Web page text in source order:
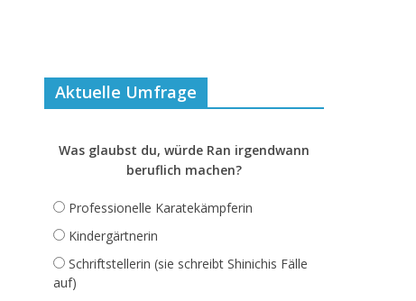
Aktuelle Umfrage
Was glaubst du, würde Ran irgendwann
beruflich machen?
Professionelle Karatekämpferin
Kindergärtnerin
Schriftstellerin (sie schreibt Shinichis Fälle
auf)